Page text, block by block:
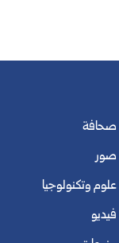
صحافة
صور
علوم وتكنولوجيا
فيديو